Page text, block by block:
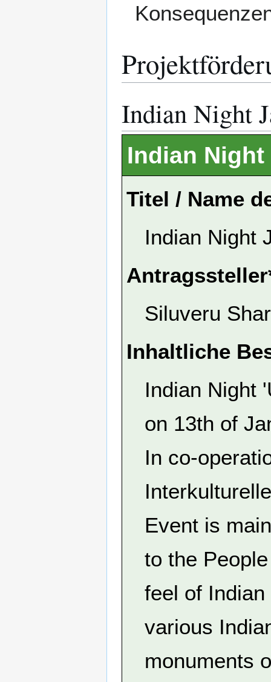
Indian Night
Indian Night
Titel / Name
Indian Night
Siluveru
Inhaltliche
Indian Night
on 13th of
In co-
Event is
to the
feel of
various
monuments